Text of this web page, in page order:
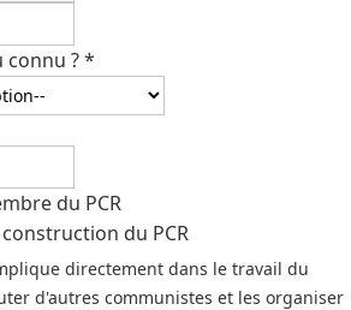
connu ?*
du PCR
du PCR
directement dans le travail du
d'autres communistes et les organiser